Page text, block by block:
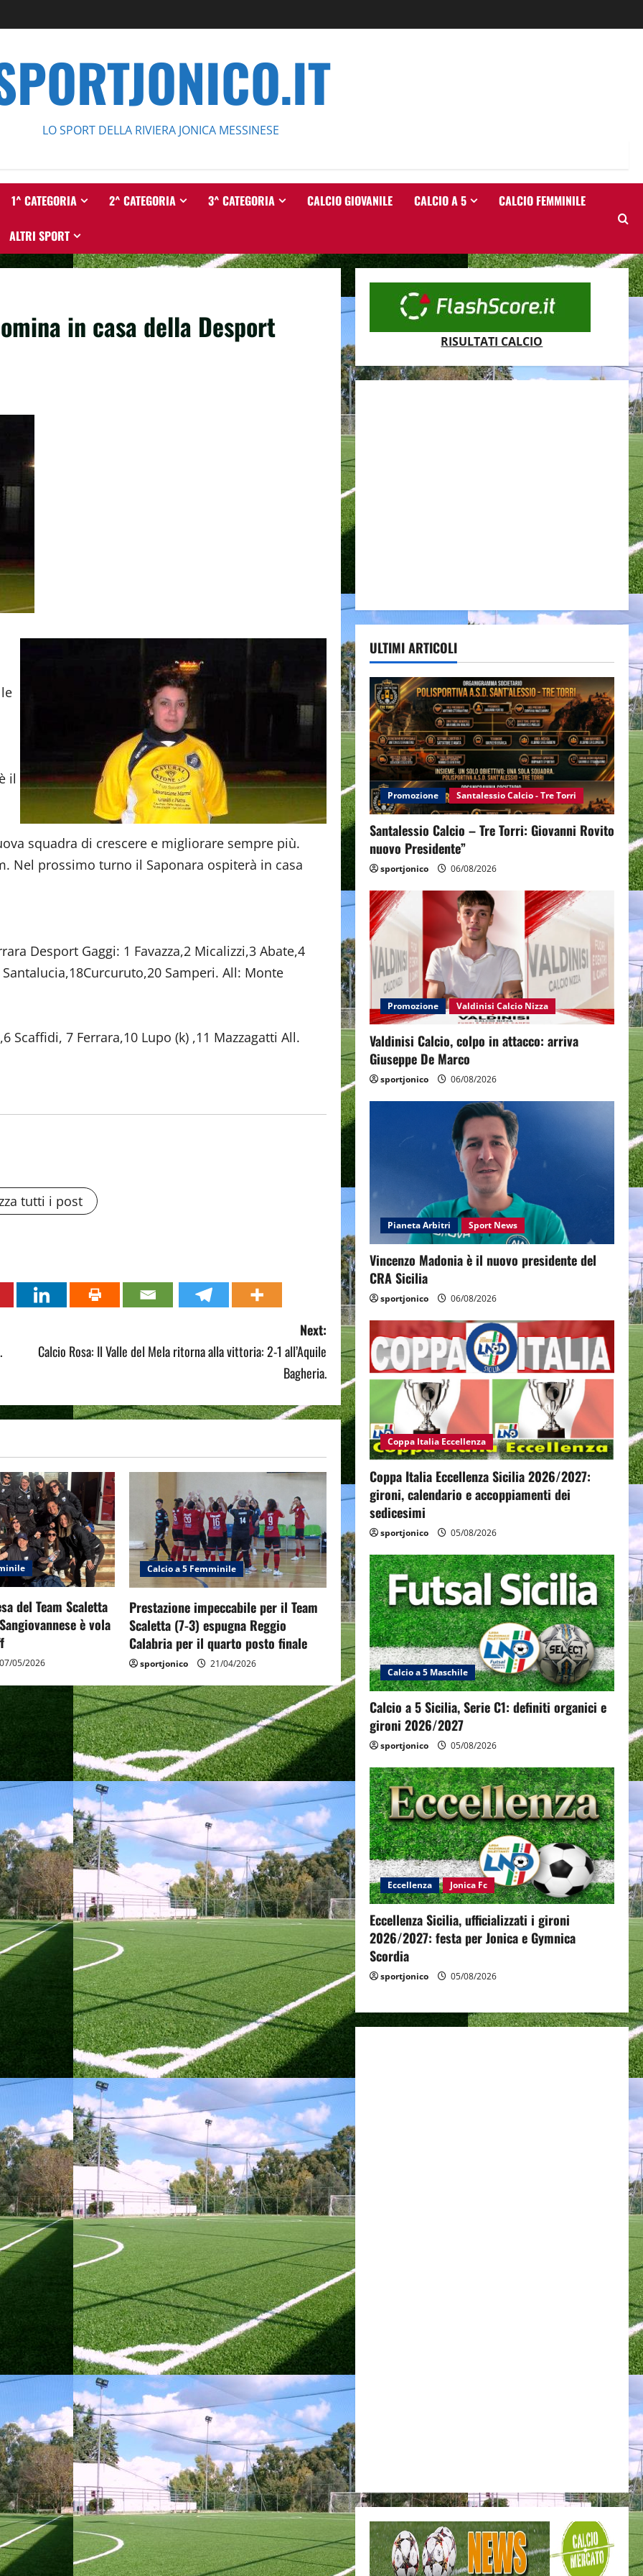
LO SPORT DELLA RIVIERA JONICA MESSINESE
1^ CATEGORIA 2^ CATEGORIA 3^ CATEGORIA CALCIO GIOVANILE CALCIO A 5 CALCIO FEMMINILE
ALTRI SPORT
in casa della Desport
il
squadra di crescere e migliorare sempre più.
Nel prossimo turno il Saponara ospiterà in casa
Desport Gaggi: 1 Favazza,2 Micalizzi,3 Abate,4
Samperi. All: Monte
Scaffidi, 7 Ferrara,10 Lupo (k) ,11 Mazzagatti All.
tutti i post
Next:
Calcio Rosa: Il Valle del Mela ritorna alla vittoria: 2-1 all’Aquile
Bagheria.
del Team Scaletta
è vola
07/05/2026
Calcio a 5 Femminile
Prestazione impeccabile per il Team
Scaletta (7-3) espugna Reggio
Calabria per il quarto posto finale
sportjonico 21/04/2026
RISULTATI CALCIO
ULTIMI ARTICOLI
Promozione Santalessio Calcio - Tre Torri
Santalessio Calcio – Tre Torri: Giovanni Rovito
nuovo Presidente”
sportjonico 06/08/2026
Promozione Valdinisi Calcio Nizza
Valdinisi Calcio, colpo in attacco: arriva
Giuseppe De Marco
sportjonico 06/08/2026
Pianeta Arbitri Sport News
Vincenzo Madonia è il nuovo presidente del
CRA Sicilia
sportjonico 06/08/2026
Coppa Italia Eccellenza
Coppa Italia Eccellenza Sicilia 2026/2027:
gironi, calendario e accoppiamenti dei
sedicesimi
sportjonico 05/08/2026
Calcio a 5 Maschile
Calcio a 5 Sicilia, Serie C1: definiti organici e
gironi 2026/2027
sportjonico 05/08/2026
Eccellenza Jonica Fc
Eccellenza Sicilia, ufficializzati i gironi
2026/2027: festa per Jonica e Gymnica
Scordia
sportjonico 05/08/2026